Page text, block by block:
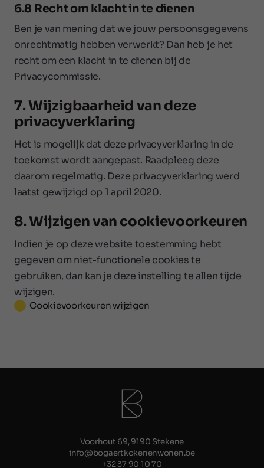
6.8 Recht om klacht in te dienen
Ben je van mening dat we jouw persoonsgegevens
onrechtmatig hebben verwerkt? Dan heb je het
recht om een klacht in te dienen bij de
Privacycommissie.
7. Wijzigbaarheid van deze
privacyverklaring
Het is mogelijk dat deze privacyverklaring in de
toekomst wordt aangepast. Raadpleeg deze
daarom regelmatig. Deze privacyverklaring werd
laatst gewijzigd op 1 april 2020.
8. Wijzigen van cookievoorkeuren
Indien je op deze website toestemming hebt
gegeven om niet-functionele cookies te
gebruiken, dan kan je deze instelling te allen tijde
wijzigen.
Cookievoorkeuren wijzigen
Voorhout 69, 9190 Stekene
info@bogaertkokenenwonen.be
+32 37 90 10 70